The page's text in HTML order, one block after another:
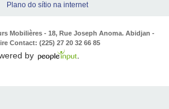
Plano do sítio na internet
Mobilières - 18, Rue Joseph Anoma. Abidjan -
Contact: (225) 27 20 32 66 85
by